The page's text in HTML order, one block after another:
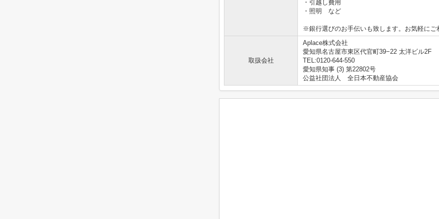
・引越し費用
・照明 など
※銀行選びのお手伝いも致します。お気軽にご
取扱会社
Aplace株式会社
愛知県名古屋市東区代官町39−22 太洋ビル2F
TEL:0120-644-550
愛知県知事 (3) 第22802号
公益社団法人 全日本不動産協会